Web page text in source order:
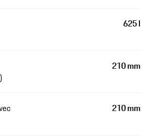
625 l
210 mm
210 mm